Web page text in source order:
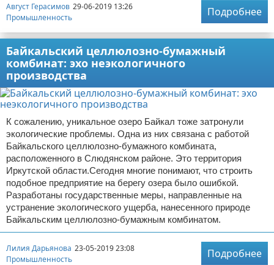
Август Герасимов 29-06-2019 13:26
Промышленность
Подробнее
Байкальский целлюлозно-бумажный
комбинат: эхо неэкологичного
производства
К сожалению, уникальное озеро Байкал тоже затронули
экологические проблемы. Одна из них связана с работой
Байкальского целлюлозно-бумажного комбината,
расположенного в Слюдянском районе. Это территория
Иркутской области.Сегодня многие понимают, что строить
подобное предприятие на берегу озера было ошибкой.
Разработаны государственные меры, направленные на
устранение экологического ущерба, нанесенного природе
Байкальским целлюлозно-бумажным комбинатом.
Лилия Дарьянова 23-05-2019 23:08
Промышленность
Подробнее